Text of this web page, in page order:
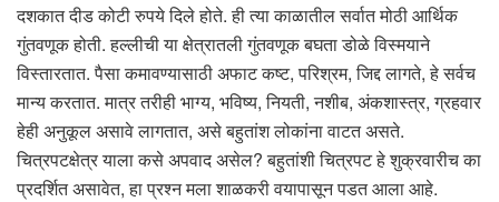
दशकात दीड कोटी रुपये दिले होते. ही त्या काळातील सर्वात मोठी आर्थिक
गुंतवणूक होती. हल्लीची या क्षेत्रातली गुंतवणूक बघता डोळे विस्मयाने
विस्तारतात. पैसा कमावण्यासाठी अफाट कष्ट, परिश्रम, जिद्द लागते, हे सर्वच
मान्य करतात. मात्र तरीही भाग्य, भविष्य, नियती, नशीब, अंकशास्त्र, ग्रहवार
हेही अनुकूल असावे लागतात, असे बहुतांश लोकांना वाटत असते.
चित्रपटक्षेत्र याला कसे अपवाद असेल? बहुतांशी चित्रपट हे शुक्रवारीच का
प्रदर्शित असावेत, हा प्रश्न मला शाळकरी वयापासून पडत आला आहे.